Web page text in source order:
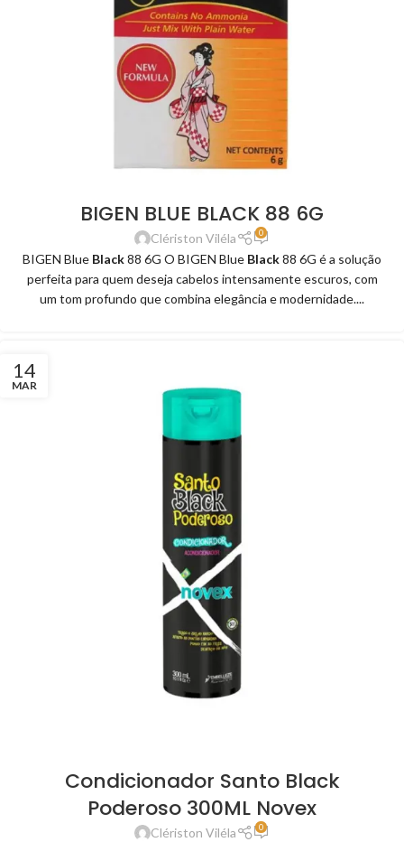
BIGEN BLUE BLACK 88 6G
Clériston Viléla 0
BIGEN Blue Black88 6G O BIGEN Blue Black88 6G é a solução
perfeita para quem deseja cabelos intensamente escuros, com
um tom profundo que combina elegância e modernidade....
14
MAR
Condicionador Santo Black
Poderoso 300ML Novex
Clériston Viléla 0